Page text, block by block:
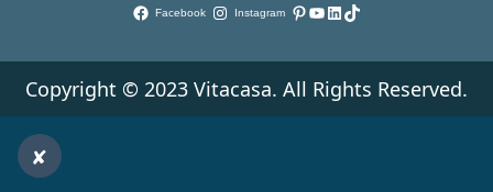
Facebook Instagram Pinterest
YouTube
LinkedIn
TikTok
Copyright © 2023 Vitacasa. All Rights Reserved.